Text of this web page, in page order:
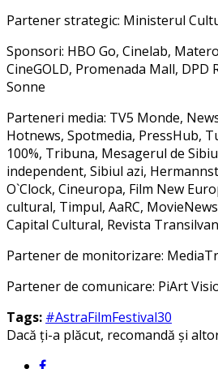
Partener strategic: Ministerul
Sponsori: HBO Go, Cinelab,
CineGOLD, Promenada Mall, DPD
Sonne
Parteneri media: TV5 Monde,
Hotnews, Spotmedia, PressHub,
100%, Tribuna, Mesagerul de
independent, Sibiul azi,
O`Clock, Cineuropa, Film New
cultural, Timpul, AaRC,
Capital Cultural, Revista
Partener de monitorizare:
Partener de comunicare: PiArt
Tags: #AstraFilmFestival30
Dacă ți-a plăcut, recomandă și